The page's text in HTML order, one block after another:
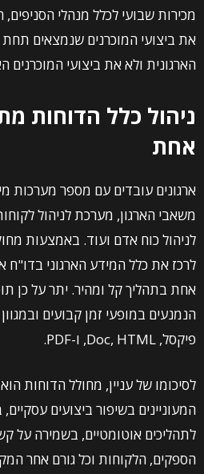
מכירות שבועי לכלל מנהלי הסניפים,
את ביצועי המוכרנים שנמצאים תחת
הארגונית ולא את ביצועי המוכרנים
ניהול כלל הדוחות
אחת
ארגונים עובדים עם מספר מערכות
משאבי הארגון, מערכת לניהול
לניהול כוח אדם ועוד. באמצעות
לרכז את כלל המידע הארגוני בדו"ח
אחת בתהליך קל ומהיר. יתר על כן
הנמנעים במופעי זמן קבועים
פיקסל, Doc, HTML, ו-PDF.
לסיכומו של עניין, מחולל הדוחות
המעוניינים בשיפור ביצועים
לתהליכים אוטומטיים, בשמירה על
הספקים, הלקוחות וכל גורם אחר